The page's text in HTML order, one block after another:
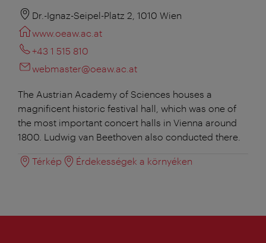
Dr.-Ignaz-Seipel-Platz 2, 1010 Wien
www.oeaw.ac.at
+43 1 515 810
webmaster@oeaw.ac.at
The Austrian Academy of Sciences houses a
magnificent historic festival hall, which was one of
the most important concert halls in Vienna around
1800. Ludwig van Beethoven also conducted there.
Térkép Érdekességek a környéken